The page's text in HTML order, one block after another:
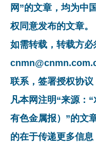
网”的文章，均为中
权同意发布的文章。
如需转载，转载方必
联系，签署授权协议
凡本网注明“来源：
有色金属报）”的文
的在于传递更多信